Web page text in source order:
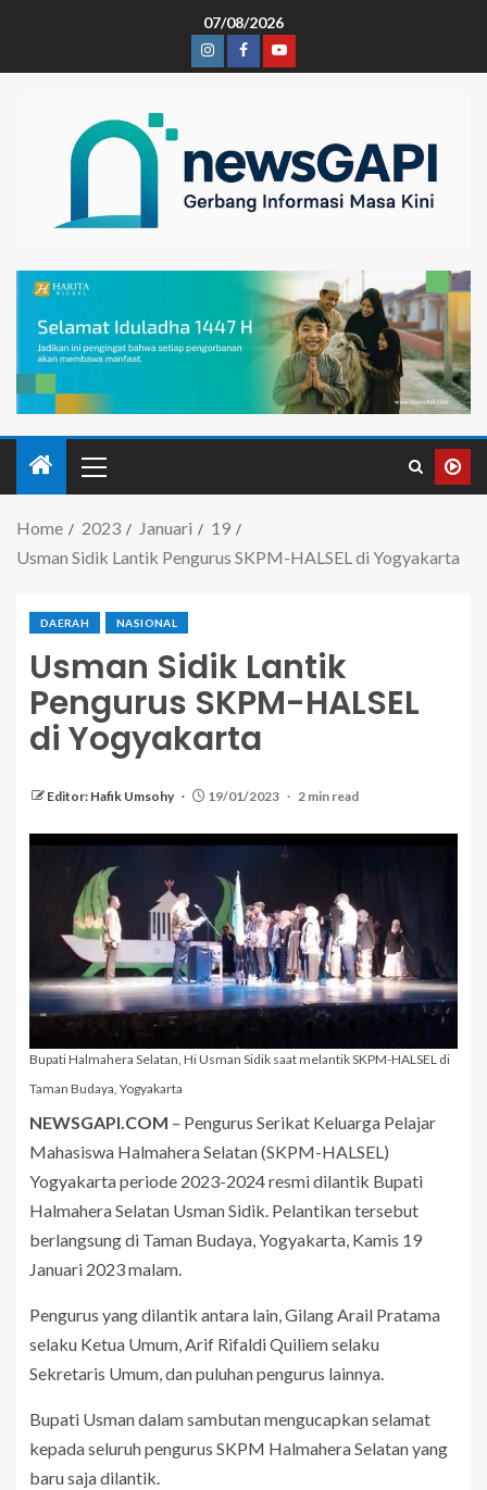
07/08/2026
Home 2023 Januari
19
Usman Sidik Lantik Pengurus SKPM-HALSEL di Yogyakarta
DAERAH NASIONAL
Usman Sidik Lantik
Pengurus SKPM-HALSEL
di Yogyakarta
Editor: Hafik Umsohy 19/01/2023 2 min read
Bupati Halmahera Selatan, Hi Usman Sidik saat melantik SKPM-HALSEL di
Taman Budaya, Yogyakarta
NEWSGAPI.COM – Pengurus Serikat Keluarga Pelajar
Mahasiswa Halmahera Selatan (SKPM-HALSEL)
Yogyakarta periode 2023-2024 resmi dilantik Bupati
Halmahera Selatan Usman Sidik. Pelantikan tersebut
berlangsung di Taman Budaya, Yogyakarta, Kamis 19
Januari 2023 malam.
Pengurus yang dilantik antara lain, Gilang Arail Pratama
selaku Ketua Umum, Arif Rifaldi Quiliem selaku
Sekretaris Umum, dan puluhan pengurus lainnya.
Bupati Usman dalam sambutan mengucapkan selamat
kepada seluruh pengurus SKPM Halmahera Selatan yang
baru saja dilantik.